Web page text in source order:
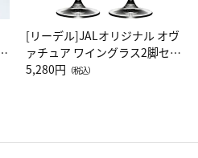
[リーデル]JALオリジナル オヴ
ァチュア ワイングラス2脚セッ
ト（レッドワイン）
5,280円 （税込）